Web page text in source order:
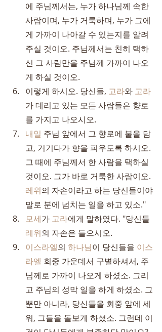
에 주님께서는, 누가 하나님께 속한
사람이며, 누가 거룩하며, 누가 그에
게 가까이 나아갈 수 있는지를 알려
주실 것이오. 주님께서는 친히 택하
신 그 사람만을 주님께 가까이 나오
게 하실 것이오.
이렇게 하시오. 당신들, 고라와 고라
가 데리고 있는 모든 사람들은 향로
를 가지고 나오시오.
내일 주님 앞에서 그 향로에 불을 담
고, 거기다가 향을 피우도록 하시오.
그 때에 주님께서 한 사람을 택하실
것이오. 그가 바로 거룩한 사람이오.
레위의 자손이라고 하는 당신들이야
말로 분에 넘치는 일을 하고 있소."
모세가 고라에게 말하였다. "당신들
레위의 자손은 들으시오.
이스라엘의 하나님이 당신들을 이스
라엘 회중 가운데서 구별하셔서, 주
님께로 가까이 나오게 하셨소. 그리
고 주님의 성막 일을 하게 하셨소. 그
뿐만 아니라, 당신들을 회중 앞에 세
워, 그들을 돌보게 하셨소. 그런데 이